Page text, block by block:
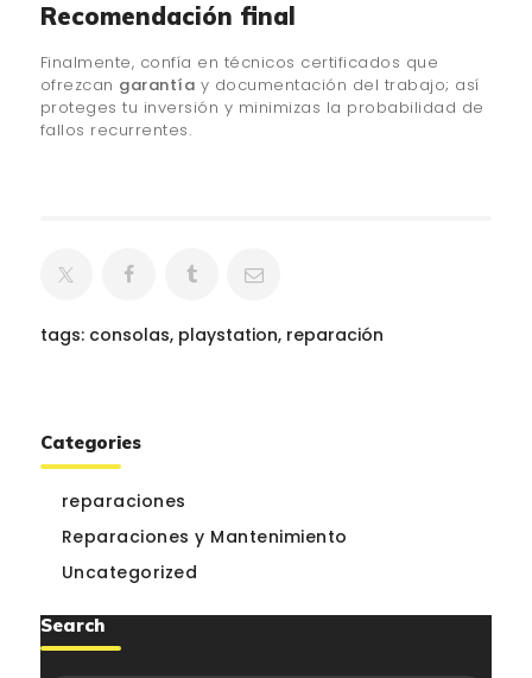
Recomendación final
Finalmente, confía en técnicos certificados que
ofrezcan garantía y documentación del trabajo; así
proteges tu inversión y minimizas la probabilidad de
fallos recurrentes.
tags: consolas, playstation, reparación
Categories
reparaciones
Reparaciones y Mantenimiento
Uncategorized
Search